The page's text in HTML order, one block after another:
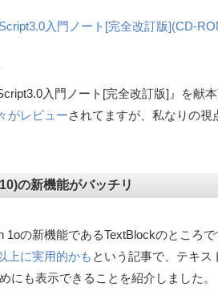
入門ノート[完全改訂版](CD-
入門ノート[完全改訂版]』を献
がレビューされてますが、私なりの視
の新機能がバッチリ
1oの新機能であるTextBlockのところ
上に実用的かも という記事で、テキス
にも表示できることを紹介しました。